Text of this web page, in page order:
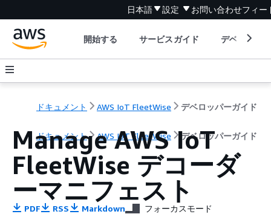
日本語 設定 お問い合わせフィー
開始する サービスガイド デベロッパ
ドキュメント AWS IoT FleetWise デベロッパーガイド
ドキュメント AWS IoT FleetWise デベロッパーガイド
Manage AWS IoT
FleetWise デコーダ
ーマニフェスト
PDF RSS Markdown フォーカスモード